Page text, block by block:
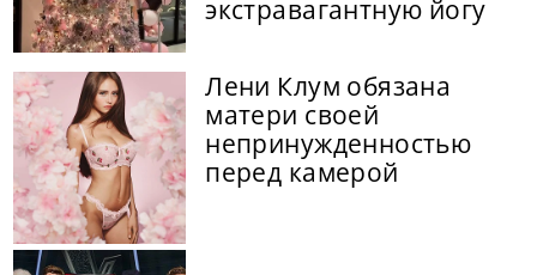
экстравагантную йогу
Лени Клум обязана
матери своей
непринужденностью
перед камерой